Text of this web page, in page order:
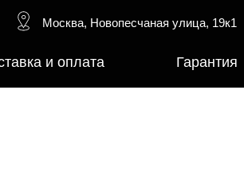
Москва, Новопесчаная улица, 19к1
и оплата Гарантия